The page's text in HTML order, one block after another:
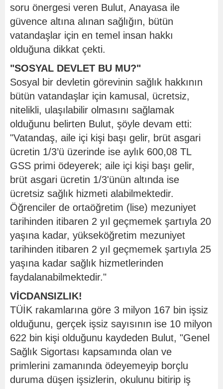
soru önergesi veren Bulut, Anayasa ile
güvence altına alınan sağlığın, bütün
vatandaşlar için en temel insan hakkı
olduğuna dikkat çekti.
"SOSYAL DEVLET BU MU?"
Sosyal bir devletin görevinin sağlık hakkının
bütün vatandaşlar için kamusal, ücretsiz,
nitelikli, ulaşılabilir olmasını sağlamak
olduğunu belirten Bulut, şöyle devam etti:
"Vatandaş, aile içi kişi başı gelir, brüt asgari
ücretin 1/3’ü üzerinde ise aylık 600,08 TL
GSS primi ödeyerek; aile içi kişi başı gelir,
brüt asgari ücretin 1/3'ünün altında ise
ücretsiz sağlık hizmeti alabilmektedir.
Öğrenciler de ortaöğretim (lise) mezuniyet
tarihinden itibaren 2 yıl geçmemek şartıyla 20
yaşına kadar, yükseköğretim mezuniyet
tarihinden itibaren 2 yıl geçmemek şartıyla 25
yaşına kadar sağlık hizmetlerinden
faydalanabilmektedir."
VİCDANSIZLIK!
TÜİK rakamlarına göre 3 milyon 167 bin işsiz
olduğunu, gerçek işsiz sayısının ise 10 milyon
622 bin kişi olduğunu kaydeden Bulut, "Genel
Sağlık Sigortası kapsamında olan ve
primlerini zamanında ödeyemeyip borçlu
duruma düşen işsizlerin, okulunu bitirip iş